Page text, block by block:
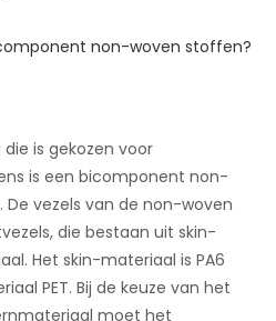
is gekozen voor
is een bicomponent non-
vezels van de non-woven
die bestaan ​​uit skin-
Het skin-materiaal is PA6
PET. Bij de keuze van het
moet het